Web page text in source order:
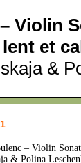
Violin
et
&
– Violin
& Polina